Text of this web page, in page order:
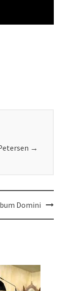
→
Domini